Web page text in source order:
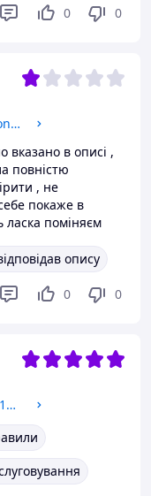
0 0
Екшн камера з пультом WiFi 4K Action Sport Camera S3R
в описі ,
повністю
, не
покаже в
ласка поміняєм
опису
0 0
Крем для обличчя з вітаміном А A 313 Pommade 50 г